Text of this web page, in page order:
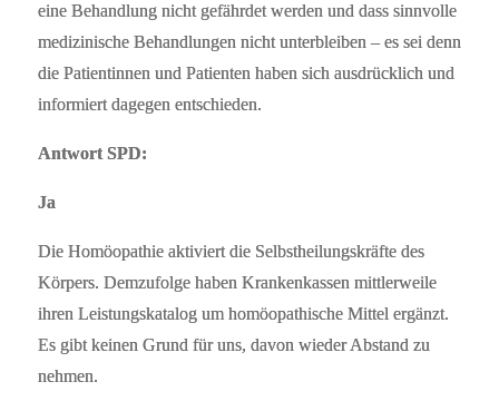
eine Behandlung nicht gefährdet werden und dass sinnvolle
medizinische Behandlungen nicht unterbleiben – es sei denn
die Patientinnen und Patienten haben sich ausdrücklich und
informiert dagegen entschieden.
Antwort SPD:
Ja
Die Homöopathie aktiviert die Selbstheilungskräfte des
Körpers. Demzufolge haben Krankenkassen mittlerweile
ihren Leistungskatalog um homöopathische Mittel ergänzt.
Es gibt keinen Grund für uns, davon wieder Abstand zu
nehmen.